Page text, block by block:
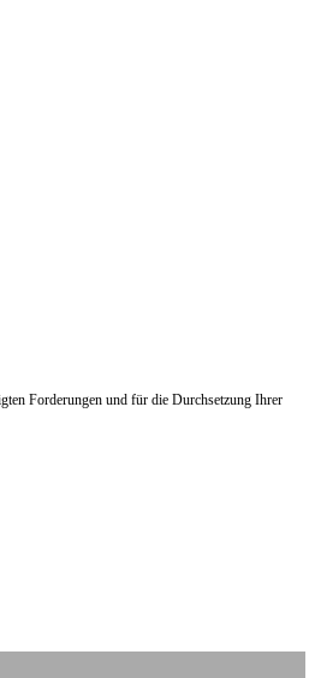
Forderungen und für die Durchsetzung Ihrer